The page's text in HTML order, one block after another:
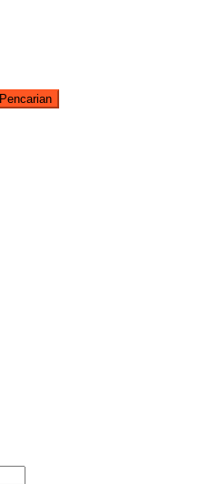
Pencarian